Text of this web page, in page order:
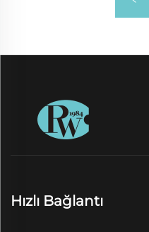
Hızlı Bağlantı